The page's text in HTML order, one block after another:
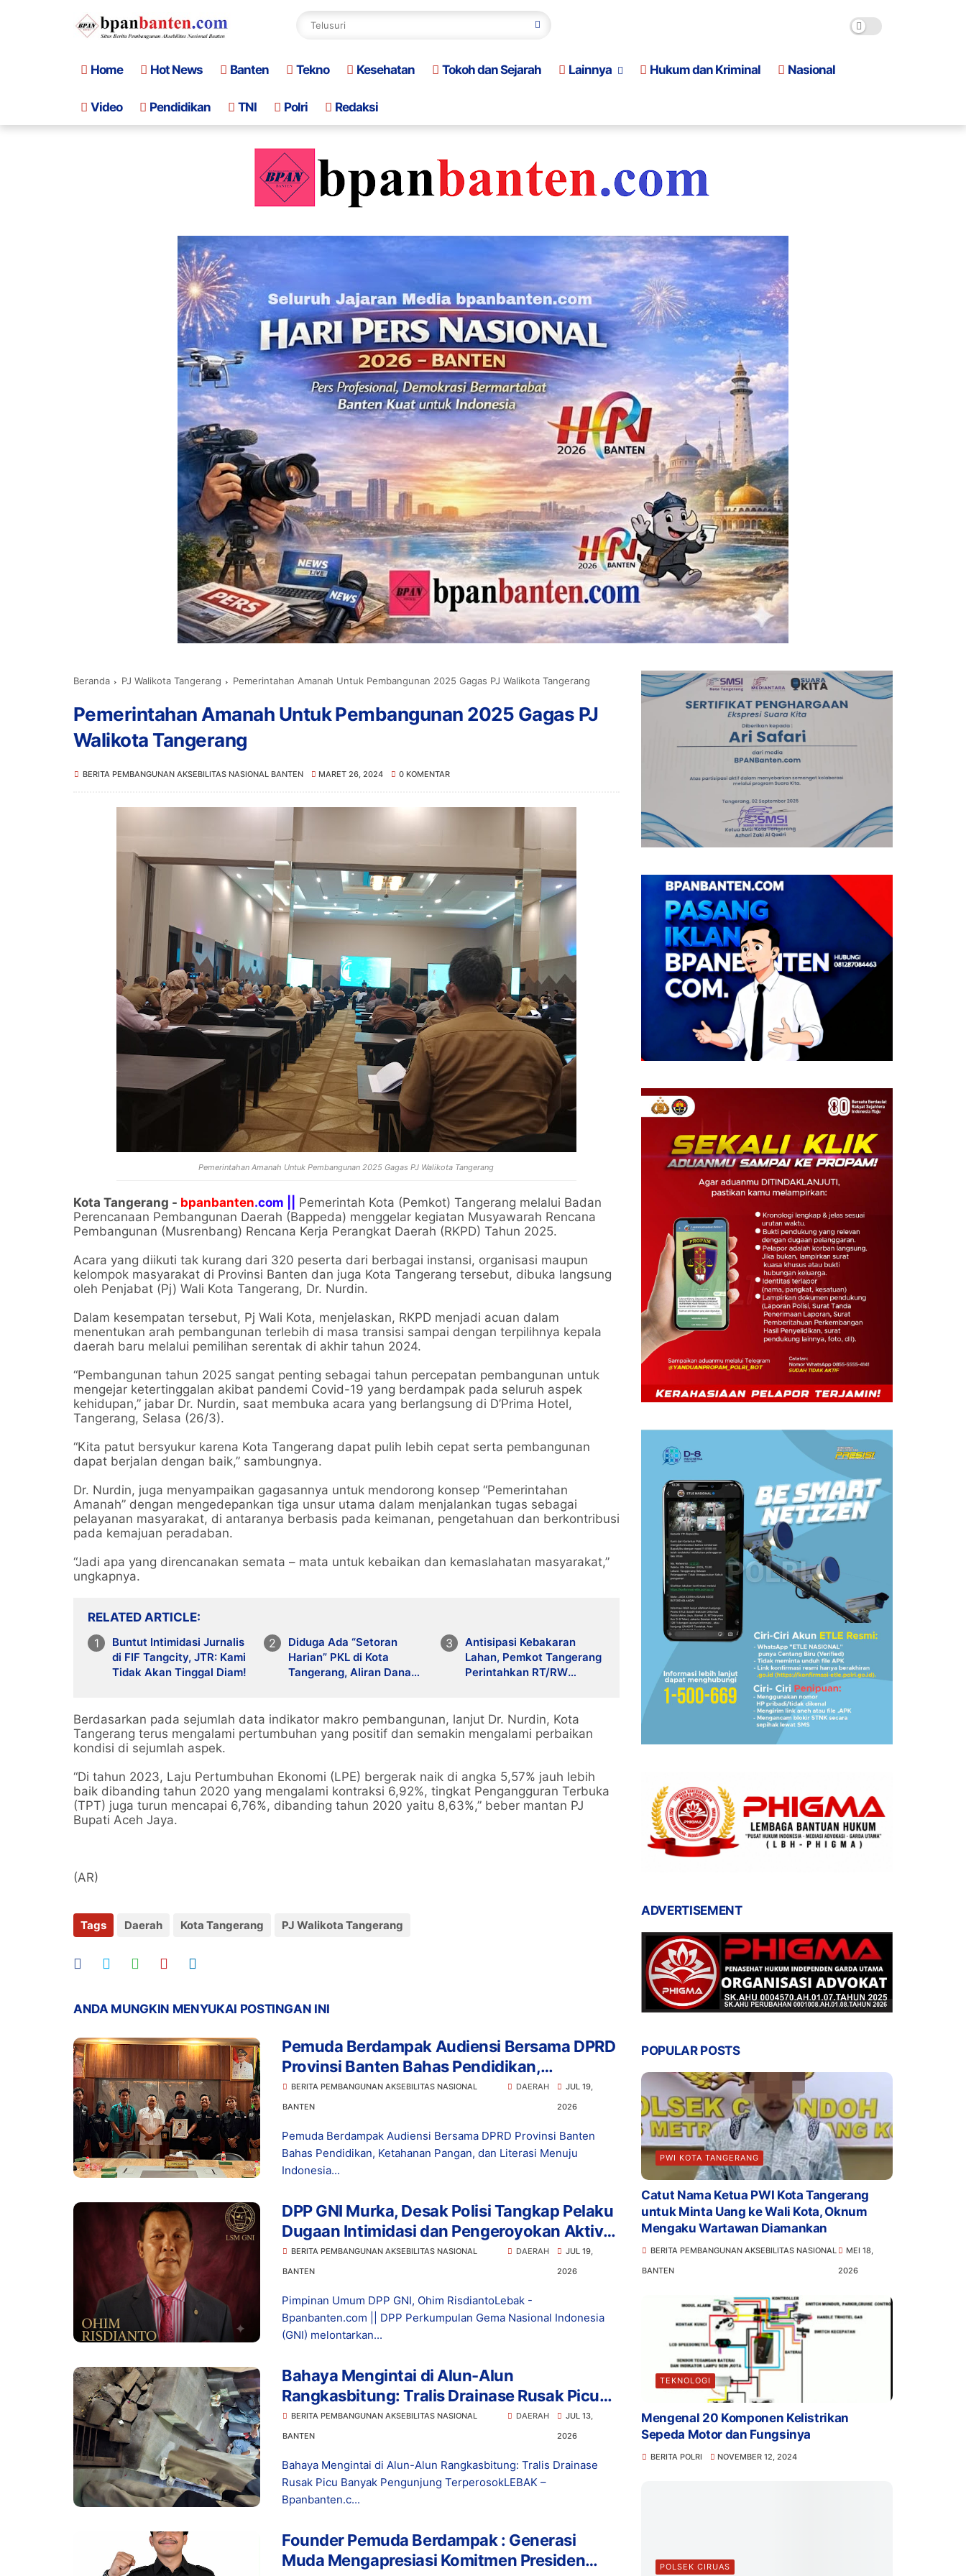
Home Hot News Banten Tekno Kesehatan Tokoh dan Sejarah Lainnya Hukum dan Kriminal Nasional
Video Pendidikan TNI Polri Redaksi
Beranda PJ Walikota Tangerang Pemerintahan Amanah Untuk Pembangunan 2025 Gagas PJ Walikota Tangerang
Pemerintahan Amanah Untuk Pembangunan 2025 Gagas PJ
Walikota Tangerang
BERITA PEMBANGUNAN AKSEBILITAS NASIONAL BANTEN MARET 26, 2024 0 KOMENTAR
Pemerintahan Amanah Untuk Pembangunan 2025 Gagas PJ Walikota Tangerang
Kota Tangerang - bpanbanten.com ||
Pemerintah Kota (Pemkot) Tangerang melalui Badan
Perencanaan Pembangunan Daerah (Bappeda) menggelar kegiatan Musyawarah Rencana
Pembangunan (Musrenbang) Rencana Kerja Perangkat Daerah (RKPD) Tahun 2025.
Acara yang diikuti tak kurang dari 320 peserta dari berbagai instansi, organisasi maupun
kelompok masyarakat di Provinsi Banten dan juga Kota Tangerang tersebut, dibuka langsung
oleh Penjabat (Pj) Wali Kota Tangerang, Dr. Nurdin.
Dalam kesempatan tersebut, Pj Wali Kota, menjelaskan, RKPD menjadi acuan dalam
menentukan arah pembangunan terlebih di masa transisi sampai dengan terpilihnya kepala
daerah baru melalui pemilihan serentak di akhir tahun 2024.
“Pembangunan tahun 2025 sangat penting sebagai tahun percepatan pembangunan untuk
mengejar ketertinggalan akibat pandemi Covid-19 yang berdampak pada seluruh aspek
kehidupan,” jabar Dr. Nurdin, saat membuka acara yang berlangsung di D’Prima Hotel,
Tangerang, Selasa (26/3).
“Kita patut bersyukur karena Kota Tangerang dapat pulih lebih cepat serta pembangunan
dapat berjalan dengan baik,” sambungnya.
Dr. Nurdin, juga menyampaikan gagasannya untuk mendorong konsep “Pemerintahan
Amanah” dengan mengedepankan tiga unsur utama dalam menjalankan tugas sebagai
pelayanan masyarakat, di antaranya berbasis pada keimanan, pengetahuan dan berkontribusi
pada kemajuan peradaban.
“Jadi apa yang direncanakan semata – mata untuk kebaikan dan kemaslahatan masyarakat,”
ungkapnya.
RELATED ARTICLE
Buntut Intimidasi Jurnalis
di FIF Tangcity, JTR: Kami
Tidak Akan Tinggal Diam!
Diduga Ada “Setoran
Harian” PKL di Kota
Tangerang, Aliran Dana
Antisipasi Kebakaran
Lahan, Pemkot Tangerang
Perintahkan RT/RW
Berdasarkan pada sejumlah data indikator makro pembangunan, lanjut Dr. Nurdin, Kota
Tangerang terus mengalami pertumbuhan yang positif dan semakin mengalami perbaikan
kondisi di sejumlah aspek.
“Di tahun 2023, Laju Pertumbuhan Ekonomi (LPE) bergerak naik di angka 5,57% jauh lebih
baik dibanding tahun 2020 yang mengalami kontraksi 6,92%, tingkat Pengangguran Terbuka
(TPT) juga turun mencapai 6,76%, dibanding tahun 2020 yaitu 8,63%,” beber mantan PJ
Bupati Aceh Jaya.
(AR)
Tags Daerah Kota Tangerang PJ Walikota Tangerang
ANDA MUNGKIN MENYUKAI POSTINGAN INI
Pemuda Berdampak Audiensi Bersama DPRD
Provinsi Banten Bahas Pendidikan,
Ketahanan Pangan, dan Literasi Menuju
Indonesia Emas 2045
BERITA PEMBANGUNAN AKSEBILITAS NASIONAL
BANTEN
DAERAH
JUL 19,
2026
Pemuda Berdampak Audiensi Bersama DPRD Provinsi Banten
Bahas Pendidikan, Ketahanan Pangan, dan Literasi Menuju
Indonesia...
DPP GNI Murka, Desak Polisi Tangkap Pelaku
Dugaan Intimidasi dan Pengeroyokan Aktivis
di Lebak
BERITA PEMBANGUNAN AKSEBILITAS NASIONAL
BANTEN
DAERAH
JUL 19,
2026
Pimpinan Umum DPP GNI, Ohim RisdiantoLebak -
Bpanbanten.com || DPP Perkumpulan Gema Nasional Indonesia
(GNI) melontarkan...
Bahaya Mengintai di Alun-Alun
Rangkasbitung: Tralis Drainase Rusak Picu
Banyak Pengunjung Terperosok
BERITA PEMBANGUNAN AKSEBILITAS NASIONAL
BANTEN
DAERAH
JUL 13,
2026
Bahaya Mengintai di Alun-Alun Rangkasbitung: Tralis Drainase
Rusak Picu Banyak Pengunjung TerperosokLEBAK –
Bpanbanten.c...
Founder Pemuda Berdampak : Generasi
Muda Mengapresiasi Komitmen Presiden
ADVERTISEMENT
POPULAR POSTS
PWI KOTA TANGERANG
Catut Nama Ketua PWI Kota Tangerang
untuk Minta Uang ke Wali Kota, Oknum
Mengaku Wartawan Diamankan
BERITA PEMBANGUNAN AKSEBILITAS NASIONAL
BANTEN
MEI 18,
2026
TEKNOLOGI
Mengenal 20 Komponen Kelistrikan
Sepeda Motor dan Fungsinya
BERITA POLRI NOVEMBER 12, 2024
POLSEK CIRUAS